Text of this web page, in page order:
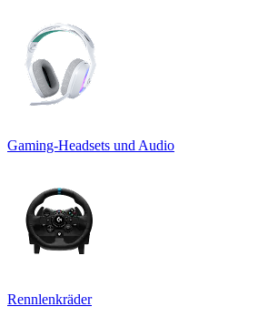
Gaming-Headsets und Audio
Rennlenkräder